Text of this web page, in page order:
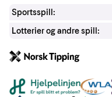
Sportsspill:
Lotterier og andre spill:
Andre lenker